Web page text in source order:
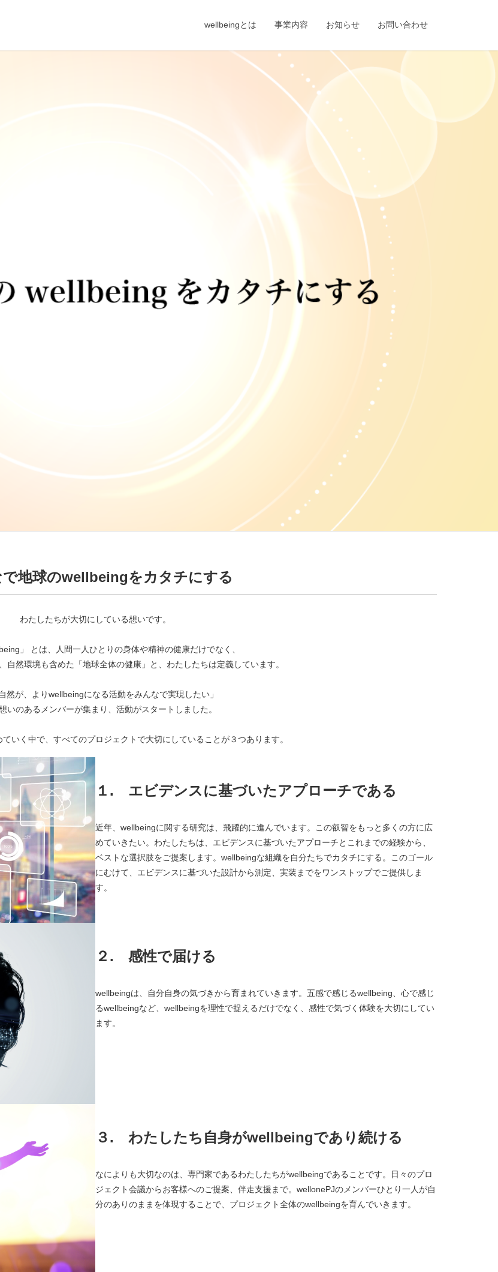
wellbeingとは 事業内容 お知らせ お問い合わせ
地球のwellbeingをカタチにする
わたしたちが大切にしている想いです。
」 とは、人間一人ひとりの身体や精神の健康だけでなく、
自然環境も含めた「地球全体の健康」と、わたしたちは定義しています。
然が、よりwellbeingになる活動をみんなで実現したい」
いのあるメンバーが集まり、活動がスタートしました。
いく中で、すべてのプロジェクトで大切にしていることが３つあります。
１. エビデンスに基づいたアプローチである
近年、wellbeingに関する研究は、飛躍的に進んでいます。この叡智をもっと多くの方に広
めていきたい。わたしたちは、エビデンスに基づいたアプローチとこれまでの経験から、
ベストな選択肢をご提案します。wellbeingな組織を自分たちでカタチにする。このゴール
にむけて、エビデンスに基づいた設計から測定、実装までをワンストップでご提供しま
す。
２. 感性で届ける
wellbeingは、自分自身の気づきから育まれていきます。五感で感じるwellbeing、心で感じ
るwellbeingなど、wellbeingを理性で捉えるだけでなく、感性で気づく体験を大切にしてい
ます。
３. わたしたち自身がwellbeingであり続ける
なによりも大切なのは、専門家であるわたしたちがwellbeingであることです。日々のプロ
ジェクト会議からお客様へのご提案、伴走支援まで。wellonePJのメンバーひとり一人が自
分のありのままを体現することで、プロジェクト全体のwellbeingを育んでいきます。